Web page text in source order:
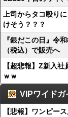
上司からタコ殴り
けそう？？？
『銀だこの日』令
（税込）で販売へ
【超悲報】Z新入
ｗｗ
VIPワイドガ
【悲報】ワンピー